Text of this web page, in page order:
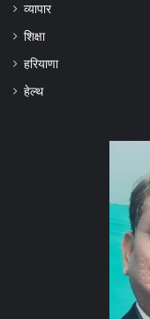
व्यापार
शिक्षा
हरियाणा
हेल्‍थ